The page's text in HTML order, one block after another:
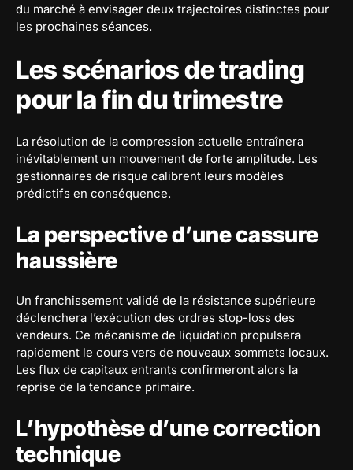
du marché à envisager deux trajectoires distinctes pour
les prochaines séances.
Les scénarios de trading
pour la fin du trimestre
La résolution de la compression actuelle entraînera
inévitablement un mouvement de forte amplitude. Les
gestionnaires de risque calibrent leurs modèles
prédictifs en conséquence.
La perspective d’une cassure
haussière
Un franchissement validé de la résistance supérieure
déclenchera l’exécution des ordres stop-loss des
vendeurs. Ce mécanisme de liquidation propulsera
rapidement le cours vers de nouveaux sommets locaux.
Les flux de capitaux entrants confirmeront alors la
reprise de la tendance primaire.
L’hypothèse d’une correction
technique